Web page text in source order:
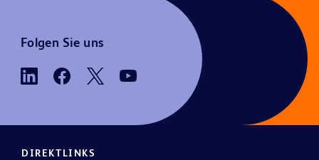
Folgen Sie uns
DIREKTLINKS